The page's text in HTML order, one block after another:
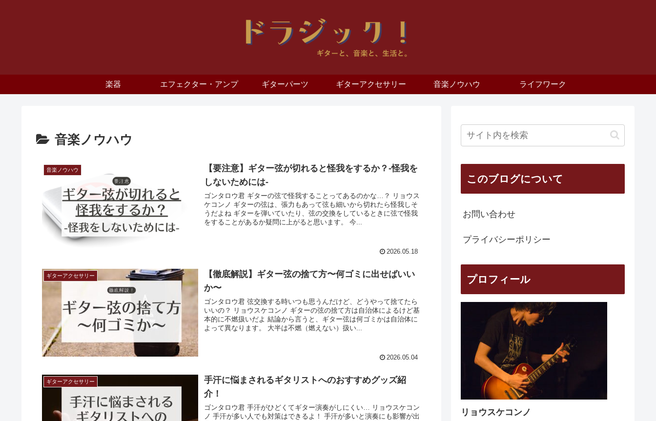
楽器 エフェクター・アンプ ギターパーツ ギターアクセサリー 音楽ノウハウ ライフワーク
音楽ノウハウ
音楽ノウハウ
【要注意】ギター弦が切れると怪我をするか？-怪我を
しないためには-
ゴンタロウ君 ギターの弦で怪我することってあるのかな…？ リョウス
ケコンノ ギターの弦は、張力もあって弦も細いから切れたら怪我しそ
うだよね ギターを弾いていたり、弦の交換をしているときに弦で怪我
をすることがあるか疑問に上がると思います。 今...
2026.05.18
ギターアクセサリー
【徹底解説】ギター弦の捨て方〜何ゴミに出せばいい
か〜
ゴンタロウ君 弦交換する時いつも思うんだけど、どうやって捨てたら
いいの？ リョウスケコンノ ギターの弦の捨て方は自治体によるけど基
本的に不燃扱いだよ 結論から言うと、ギター弦は何ゴミかは自治体に
よって異なります。 大半は不燃（燃えない）扱い...
2026.05.04
ギターアクセサリー
手汗に悩まされるギタリストへのおすすめグッズ紹
介！
ゴンタロウ君 手汗がひどくてギター演奏がしにくい… リョウスケコン
ノ 手汗が多い人でも対策はできるよ！ 手汗が多いと演奏にも影響が出
このブログについて
お問い合わせ
プライバシーポリシー
プロフィール
リョウスケコンノ